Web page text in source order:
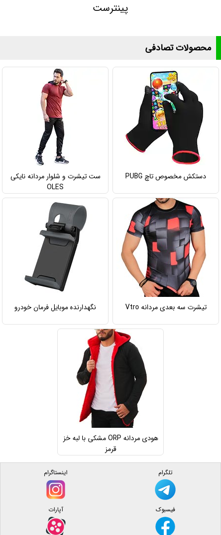
پینترست
محصولات تصادفی
دستکش مخصوص تاچ PUBG
ست تیشرت و شلوار مردانه نایکی
OLES
تیشرت سه بعدی مردانه Vtro نگهدارنده موبایل فرمان خودرو
هودی مردانه ORP مشکی با لبه خز
قرمز
تلگرام اینستاگرام
فیسبوک آپارات